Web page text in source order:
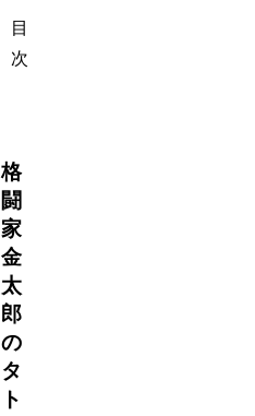
目
次
格
闘
家
金
太
郎
の
タ
ト